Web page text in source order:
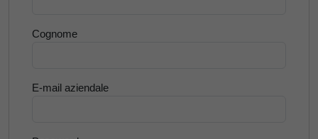
Cognome
E-mail aziendale